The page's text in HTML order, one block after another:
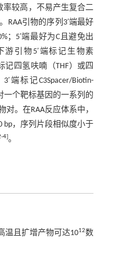
率较高，不易产生复合二
RAA引物的序列3′端最好
；5′端最好为C且避免出
游引物5′端标记生物素
记四氢呋喃（THF）或四
端标记C3Spacer/Biotin-
一个靶标基因的一系列的
。在RAA反应体系中，
bp，序列片段相似度小于
-4]。
温且扩增产物可达1012数